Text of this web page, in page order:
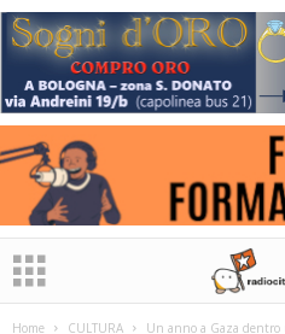
Home CULTURA Un anno a Gaza dentro